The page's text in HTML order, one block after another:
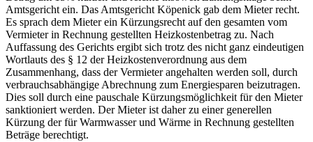
Amtsgericht ein. Das Amtsgericht Köpenick gab dem Mieter recht.
Es sprach dem Mieter ein Kürzungsrecht auf den gesamten vom
Vermieter in Rechnung gestellten Heizkostenbetrag zu. Nach
Auffassung des Gerichts ergibt sich trotz des nicht ganz eindeutigen
Wortlauts des § 12 der Heizkostenverordnung aus dem
Zusammenhang, dass der Vermieter angehalten werden soll, durch
verbrauchsabhängige Abrechnung zum Energiesparen beizutragen.
Dies soll durch eine pauschale Kürzungsmöglichkeit für den Mieter
sanktioniert werden. Der Mieter ist daher zu einer generellen
Kürzung der für Warmwasser und Wärme in Rechnung gestellten
Beträge berechtigt.